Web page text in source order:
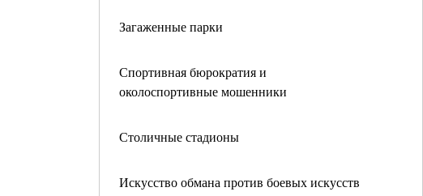
Загаженные парки
Спортивная бюрократия и
околоспортивные мошенники
Столичные стадионы
Искусство обмана против боевых искусств